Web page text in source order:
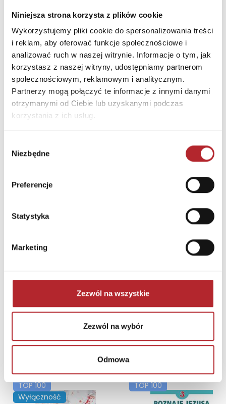
Niniejsza strona korzysta z plików cookie
Wykorzystujemy pliki cookie do spersonalizowania treści
i reklam, aby oferować funkcje społecznościowe i
analizować ruch w naszej witrynie. Informacje o tym, jak
korzystasz z naszej witryny, udostępniamy partnerom
społecznościowym, reklamowym i analitycznym.
Partnerzy mogą połączyć te informacje z innymi danymi
otrzymanymi od Ciebie lub uzyskanymi podczas
korzystania z ich usług.
zgody
Niezbędne
Preferencje
Statystyka
Marketing
Zezwól na wszystkie
Zezwól na wybór
Odmowa
Ulica
ul. Spółdzielców 18A
Kod pocztowy
62-510
Miasto
Konin
E-mail
g3@g3poland.com
INNI KLIENCI KUPOWALI
NAJCZĘŚCIEJ KUPOWANE
TOP 100
Wyłączność
TOP 100